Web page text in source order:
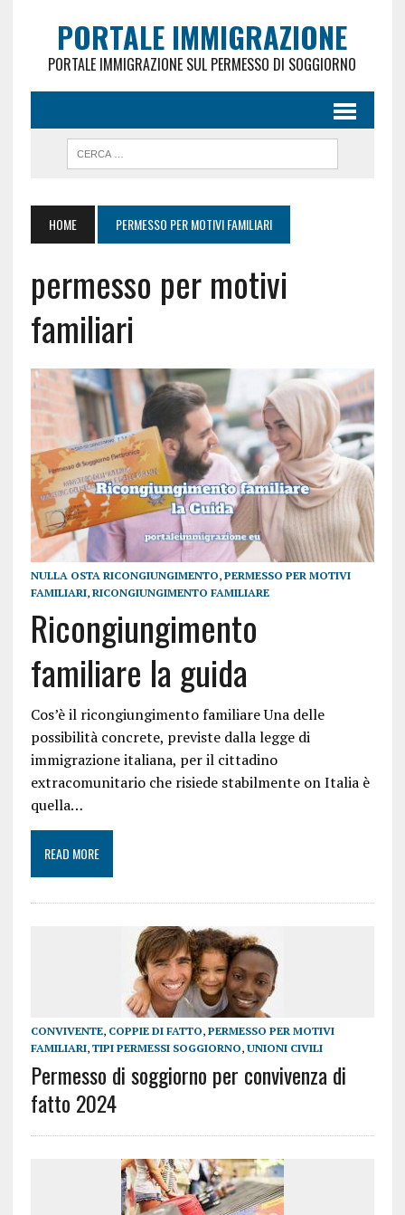
PORTALE IMMIGRAZIONE
PORTALE IMMIGRAZIONE SUL PERMESSO DI SOGGIORNO
HOME PERMESSO PER MOTIVI FAMILIARI
permesso per motivi
familiari
NULLA OSTA RICONGIUNGIMENTO, PERMESSO PER MOTIVI
FAMILIARI, RICONGIUNGIMENTO FAMILIARE
Ricongiungimento
familiare la guida
Cos’è il ricongiungimento familiare Una delle
possibilità concrete, previste dalla legge di
immigrazione italiana, per il cittadino
extracomunitario che risiede stabilmente on Italia è
quella…
READ MORE
CONVIVENTE, COPPIE DI FATTO, PERMESSO PER MOTIVI
FAMILIARI, TIPI PERMESSI SOGGIORNO, UNIONI CIVILI
Permesso di soggiorno per convivenza di
fatto 2024